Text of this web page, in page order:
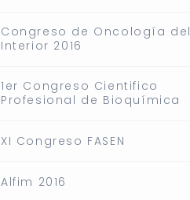
Congreso de Oncología del
Interior 2016
1er Congreso Cientifico
Profesional de Bioquímica
XI Congreso FASEN
Alfim 2016